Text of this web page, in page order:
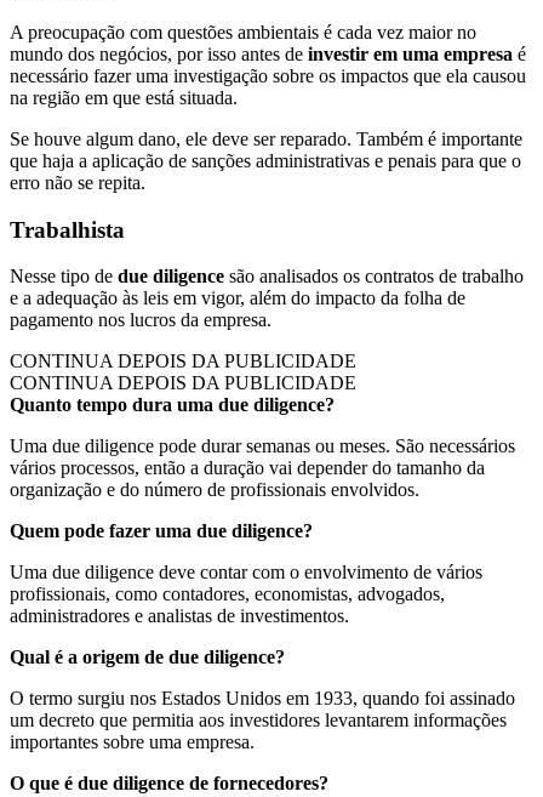
A preocupação com questões ambientais é cada vez maior no
mundo dos negócios, por isso antes de investir em uma empresa é
necessário fazer uma investigação sobre os impactos que ela causou
na região em que está situada.
Se houve algum dano, ele deve ser reparado. Também é importante
que haja a aplicação de sanções administrativas e penais para que o
erro não se repita.
Trabalhista
Nesse tipo de due diligence são analisados os contratos de trabalho
e a adequação às leis em vigor, além do impacto da folha de
pagamento nos lucros da empresa.
CONTINUA DEPOIS DA PUBLICIDADE
CONTINUA DEPOIS DA PUBLICIDADE
Quanto tempo dura uma due diligence?
Uma due diligence pode durar semanas ou meses. São necessários
vários processos, então a duração vai depender do tamanho da
organização e do número de profissionais envolvidos.
Quem pode fazer uma due diligence?
Uma due diligence deve contar com o envolvimento de vários
profissionais, como contadores, economistas, advogados,
administradores e analistas de investimentos.
Qual é a origem de due diligence?
O termo surgiu nos Estados Unidos em 1933, quando foi assinado
um decreto que permitia aos investidores levantarem informações
importantes sobre uma empresa.
O que é due diligence de fornecedores?